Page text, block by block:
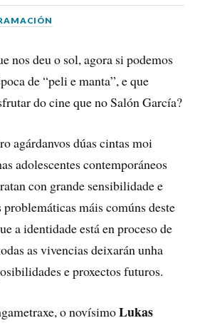
nos deu o sol, agora si podemos
de “peli e manta”, e que
do cine que no Salón García?
agárdanvos dúas cintas moi
adolescentes contemporáneos
con grande sensibilidade e
problemáticas máis comúns deste
a identidade está en proceso de
as vivencias deixarán unha
e proxectos futuros.
o novísimoLukas